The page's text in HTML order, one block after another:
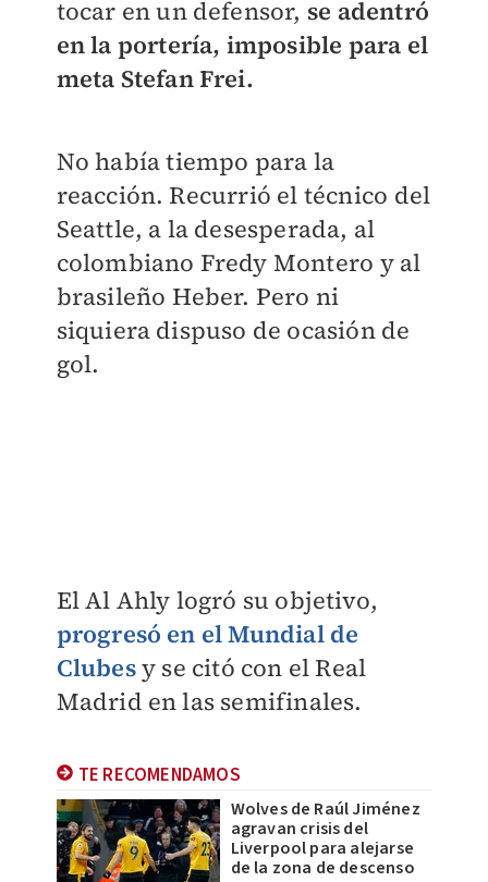
tocar en un defensor, se adentró
en la portería, imposible para el
meta Stefan Frei.
No había tiempo para la
reacción. Recurrió el técnico del
Seattle, a la desesperada, al
colombiano Fredy Montero y al
brasileño Heber. Pero ni
siquiera dispuso de ocasión de
gol.
El Al Ahly logró su objetivo,
progresó en el Mundial de
Clubesy se citó con el Real
Madrid en las semifinales.
TE RECOMENDAMOS
Wolves de Raúl Jiménez
agravan crisis del
Liverpool para alejarse
de la zona de descenso